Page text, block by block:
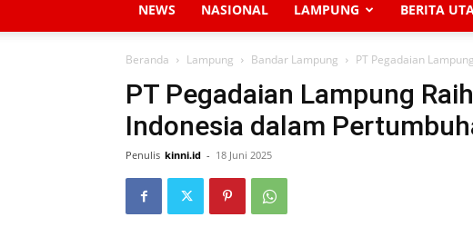
NEWS NASIONAL LAMPUNG BERITA
Beranda Lampung Bandar Lampung PT Pegadaian
PT Pegadaian Lampung
Indonesia dalam
Penulis kinni.id - 18 Juni 2025